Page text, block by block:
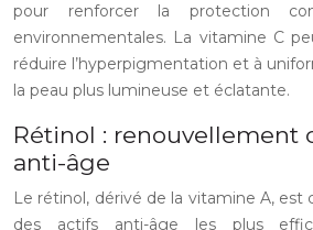
pour renforcer la protection
environnementales. La vitamine C
réduire l’hyperpigmentation et à
la peau plus lumineuse et éclatante.
Rétinol : renouvellement
anti-âge
Le rétinol, dérivé de la vitamine A, est
des actifs anti-âge les plus